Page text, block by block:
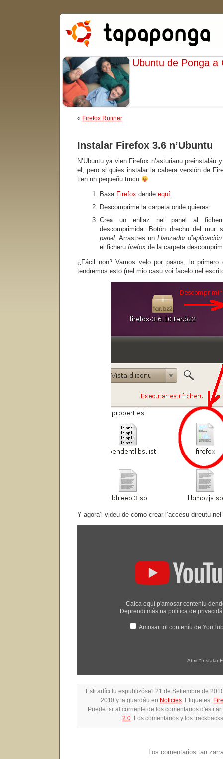
Ubuntu de Ponga
« Firefox Runner
Instalar Firefox 3.6 n’Ubuntu
N’Ubuntu yá vien Firefox n’asturianu preinstaláu
el, pero si quies instalar la cabera versión de
tien un pequeñu trucu
Baxa Firefox dende equí.
Descomprime la carpeta onde quieras.
Crea un enllaz nel panel al
descomprimida: Botón drechu del mur
panel. Arrastres un Llanzador
el ficheru firefox de la carpeta
¿Fácil non? Vamos velo por pasos, lo primero
tendremos esto (nel mio casu voi facelo nel
Y agora’l videu de cómo crear l’accesu direutu nel
Calca equí p'amosar conteníu
Deprendi más na política de
Amosar tol conteníu de
Abrir "Instalar
Esti artículu espublizóse'l 21 de Setiembre de
2010 y ta guardáu en Noticies. Etiquetes:
Puede tar al corriente de los comentarios d'esti
2.0. Los comentarios y los
Los comentarios tan